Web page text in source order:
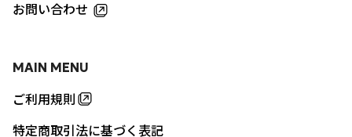
MAIN MENU
ご利用規則
特定商取引法に基づく表記
お問い合わせ